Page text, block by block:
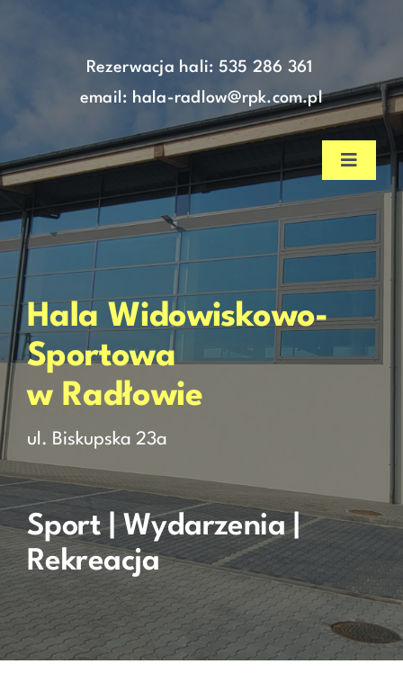
Rezerwacja hali: 535 286 361
email: hala-radlow@rpk.com.pl
Toggle
Strona główna
Aktualności
Nasza hala
Cennik
Rezerwacja
Kontakt
Hala Widowiskowo-
Sportowa
w Radłowie
ul. Biskupska 23a
Sport | Wydarzenia |
Rekreacja